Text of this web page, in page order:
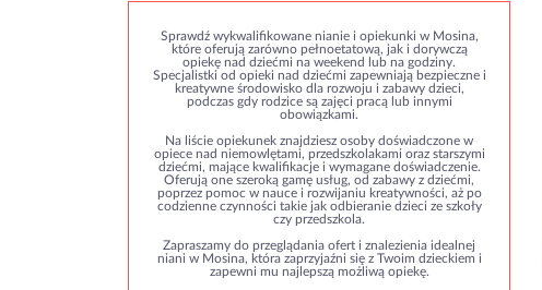
Sprawdź wykwalifikowane nianie i opiekunki w Mosina,
które oferują zarówno pełnoetatową, jak i dorywczą
opiekę nad dziećmi na weekend lub na godziny.
Specjalistki od opieki nad dziećmi zapewniają bezpieczne i
kreatywne środowisko dla rozwoju i zabawy dzieci,
podczas gdy rodzice są zajęci pracą lub innymi
obowiązkami.
Na liście opiekunek znajdziesz osoby doświadczone w
opiece nad niemowlętami, przedszkolakami oraz starszymi
dziećmi, mające kwalifikacje i wymagane doświadczenie.
Oferują one szeroką gamę usług, od zabawy z dziećmi,
poprzez pomoc w nauce i rozwijaniu kreatywności, aż po
codzienne czynności takie jak odbieranie dzieci ze szkoły
czy przedszkola.
Zapraszamy do przeglądania ofert i znalezienia idealnej
niani w Mosina, która zaprzyjaźni się z Twoim dzieckiem i
zapewni mu najlepszą możliwą opiekę.